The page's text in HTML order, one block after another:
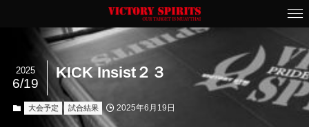
KICK Insist２３
2025
6/19
大会予定 試合結果 2025年6月19日